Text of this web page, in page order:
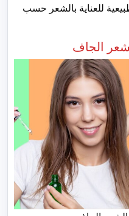
للعناية بالشعر حسب
الجاف